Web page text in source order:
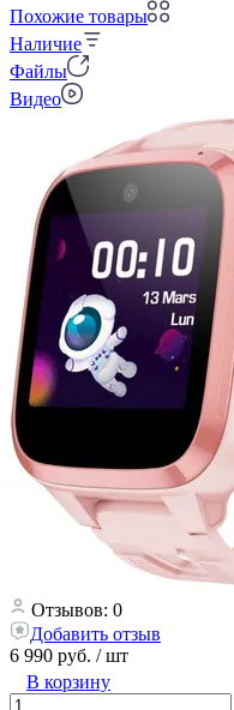
Похожие товары
Наличие
Файлы
Видео
Отзывов: 0
Добавить отзыв
6 990 руб. / шт
В корзину